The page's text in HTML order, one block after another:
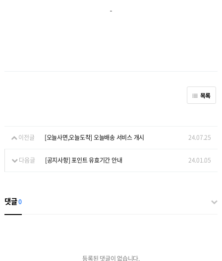
목록
이전글 [오늘사면,오늘도착] 오늘배송 서비스 개시 24.07.25
다음글 [공지사항] 포인트 유효기간 안내 24.01.05
댓글0
등록된 댓글이 없습니다.